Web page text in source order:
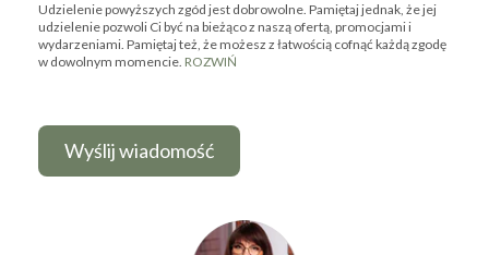
Udzielenie powyższych zgód jest dobrowolne. Pamiętaj jednak, że jej
udzielenie pozwoli Ci być na bieżąco z naszą ofertą, promocjami i
wydarzeniami. Pamiętaj też, że możesz z łatwością cofnąć każdą zgodę
w dowolnym momencie. ROZWIŃ